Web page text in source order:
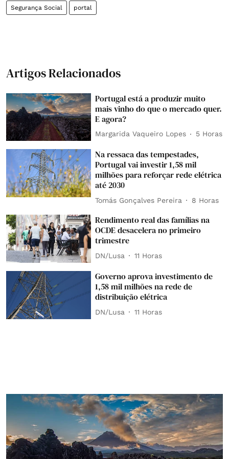
Segurança Social portal
Artigos Relacionados
Portugal está a produzir muito
mais vinho do que o mercado quer.
E agora?
Margarida Vaqueiro Lopes 5 Horas
Na ressaca das tempestades,
Portugal vai investir 1,58 mil
milhões para reforçar rede elétrica
até 2030
Tomás Gonçalves Pereira 8 Horas
Rendimento real das famílias na
OCDE desacelera no primeiro
trimestre
DN/Lusa 11 Horas
Governo aprova investimento de
1,58 mil milhões na rede de
distribuição elétrica
DN/Lusa 11 Horas